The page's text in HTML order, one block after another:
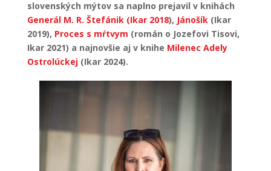
slovenských mýtov sa naplno prejavil v knihách
Generál M. R. Štefánik (Ikar 2018), Jánošík(Ikar
2019), Proces s mŕtvym (román o Jozefovi Tisovi,
Ikar 2021) a najnovšie aj v knihe Milenec Adely
Ostrolúckej(Ikar 2024).